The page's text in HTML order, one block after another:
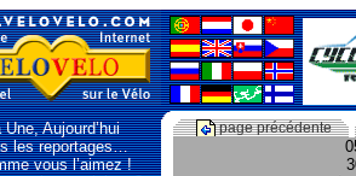
Une, Aujourd’hui
les reportages…
vous l’aimez !
page précédente